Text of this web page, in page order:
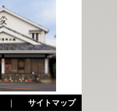
｜ サイトマップ